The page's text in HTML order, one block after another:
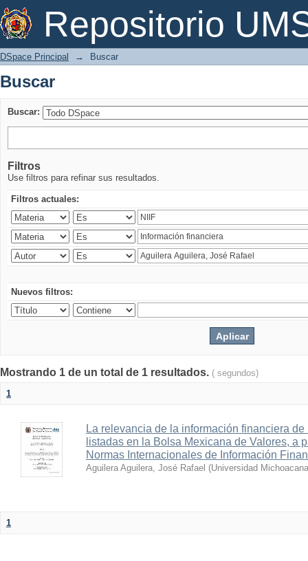
Repositorio
Buscar
DSpace Principal → Buscar
Buscar
Buscar:
Filtros
Use filtros para refinar sus resultados.
Filtros actuales:
Nuevos filtros:
Mostrando 1 de un total de 1 resultados. ( segundos)
1
La relevancia de la información financiera
listadas en la Bolsa Mexicana de Valores, a
Normas Internacionales de Información
Aguilera Aguilera, José Rafael (Universidad
1